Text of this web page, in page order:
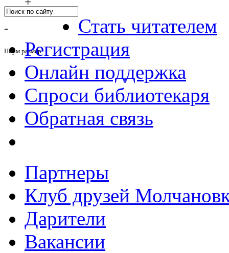
-
Норм.размер
Стать читателем
Регистрация
Онлайн поддержка
Спроси библиотекаря
Обратная связь
Партнеры
Клуб друзей
Дарители
Вакансии